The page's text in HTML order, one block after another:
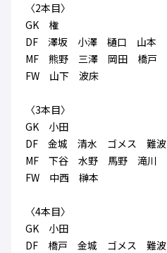
〈2本目〉
GK 権
DF 澤坂 小澤 樋口 山本
MF 熊野 三澤 岡田 橋戸
FW 山下 波床
〈3本目〉
GK 小田
DF 金城 清水 ゴメス 難波
MF 下谷 水野 馬野 滝川
FW 中西 榊本
〈4本目〉
GK 小田
DF 橋戸 金城 ゴメス 難波